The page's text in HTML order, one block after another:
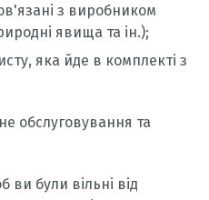
з виробником
явища та ін.);
яка йде в комплекті з
обслуговування та
були вільні від